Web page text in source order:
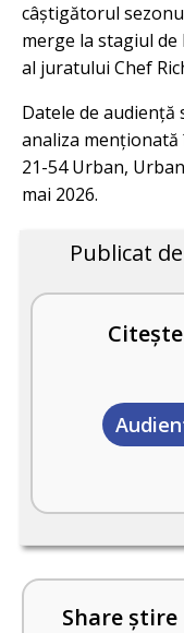
câștigătorul
merge la stagiul
al juratului Chef
Datele de
analiza
21-54 Urban,
mai 2026.
Publicat de
Share